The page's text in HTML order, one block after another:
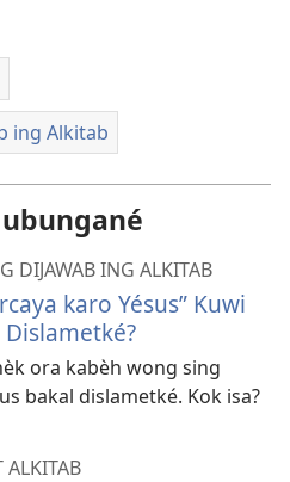
ing Alkitab
DIJAWAB ING ALKITAB
karo Yésus” Kuwi
ora kabèh wong sing
bakal dislametké. Kok isa?
ALKITAB